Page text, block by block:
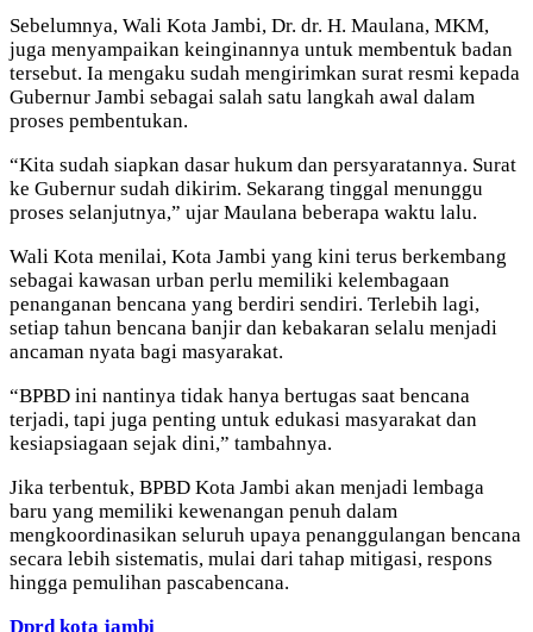
Sebelumnya, Wali Kota Jambi, Dr. dr. H. Maulana, MKM,
juga menyampaikan keinginannya untuk membentuk badan
tersebut. Ia mengaku sudah mengirimkan surat resmi kepada
Gubernur Jambi sebagai salah satu langkah awal dalam
proses pembentukan.
“Kita sudah siapkan dasar hukum dan persyaratannya. Surat
ke Gubernur sudah dikirim. Sekarang tinggal menunggu
proses selanjutnya,” ujar Maulana beberapa waktu lalu.
Wali Kota menilai, Kota Jambi yang kini terus berkembang
sebagai kawasan urban perlu memiliki kelembagaan
penanganan bencana yang berdiri sendiri. Terlebih lagi,
setiap tahun bencana banjir dan kebakaran selalu menjadi
ancaman nyata bagi masyarakat.
“BPBD ini nantinya tidak hanya bertugas saat bencana
terjadi, tapi juga penting untuk edukasi masyarakat dan
kesiapsiagaan sejak dini,” tambahnya.
Jika terbentuk, BPBD Kota Jambi akan menjadi lembaga
baru yang memiliki kewenangan penuh dalam
mengkoordinasikan seluruh upaya penanggulangan bencana
secara lebih sistematis, mulai dari tahap mitigasi, respons
hingga pemulihan pascabencana.
Dprd kota jambi